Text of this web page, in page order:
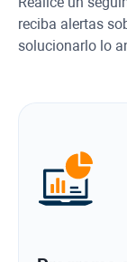
reciba alertas
solucionarlo lo